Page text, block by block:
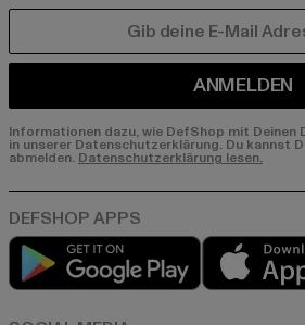
ANMELDEN
Informationen dazu, wie DefShop mit Deinen
in unserer Datenschutzerklärung. Du kannst
abmelden. Datenschutzerklärung lesen.
Play market